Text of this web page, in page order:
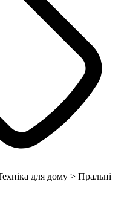
для дому > Пральні